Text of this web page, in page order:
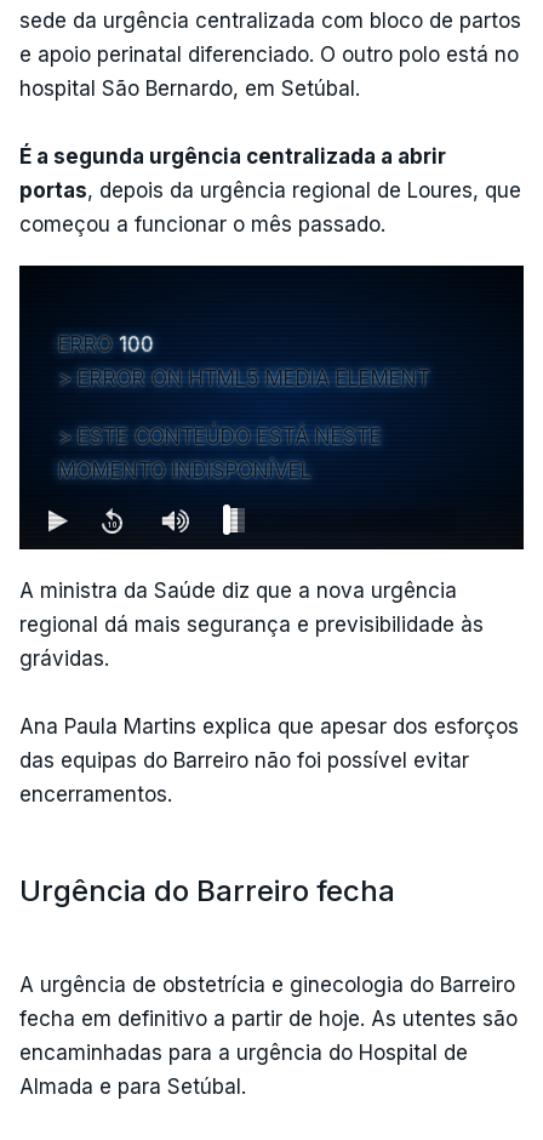
sede da urgência centralizada com bloco de partos
e apoio perinatal diferenciado. O outro polo está no
hospital São Bernardo, em Setúbal.
É a segunda urgência centralizada a abrir
portas, depois da urgência regional de Loures, que
começou a funcionar o mês passado.
ERRO 100
ERROR ON HTML5 MEDIA ELEMENT
ESTE CONTEÚDO ESTÁ NESTE
MOMENTO INDISPONÍVEL
A ministra da Saúde diz que a nova urgência
regional dá mais segurança e previsibilidade às
grávidas.
Ana Paula Martins explica que apesar dos esforços
das equipas do Barreiro não foi possível evitar
encerramentos.
Urgência do Barreiro fecha
A urgência de obstetrícia e ginecologia do Barreiro
fecha em definitivo a partir de hoje. As utentes são
encaminhadas para a urgência do Hospital de
Almada e para Setúbal.